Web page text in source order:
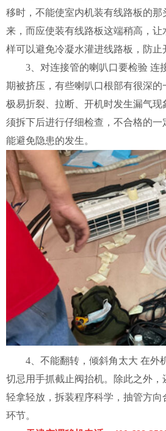
移时，不能使室内机装有线路板的那
来，而应使装有线路板这端稍高，
样可以避免冷凝水灌进线路板，防止
3、对连接管的喇叭口要检验 连
期被挤压，有些喇叭口根部有很深的
极易折裂、拉断、开机时发生漏气
须拆下后进行仔细检查，不合格的
能避免隐患的发生。
4、不能翻转，倾斜角太大 在外
切忌用手抓截止阀抬机。除此之外，
轻拿轻放，拆装程序科学，抽管方
环节。